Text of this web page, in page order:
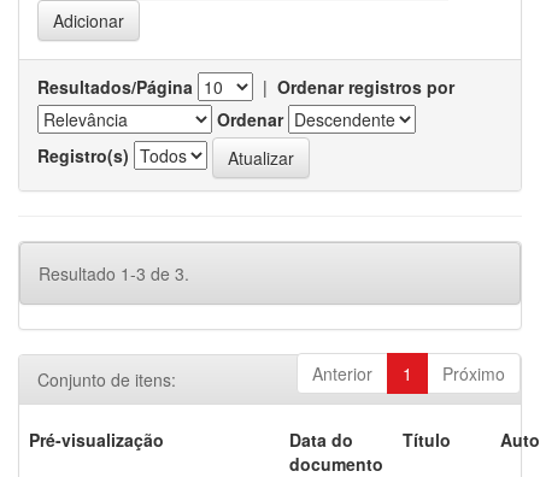
Resultados/Página | Ordenar registros por
Ordenar
Registro(s)
Resultado 1-3 de 3.
Anterior 1 Próximo
Conjunto de itens:
Pré-visualização
Data do
documento
Título